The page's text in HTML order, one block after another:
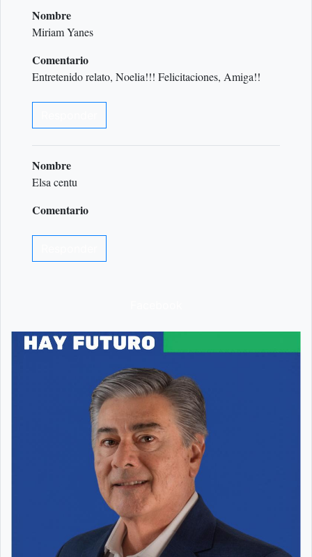
Nombre
Miriam Yanes
Comentario
Entretenido relato, Noelia!!! Felicitaciones, Amiga!!
Nombre
Elsa centu
Comentario